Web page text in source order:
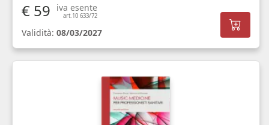
€ 59 iva esente
art.10 633/72
Validità: 08/03/2027